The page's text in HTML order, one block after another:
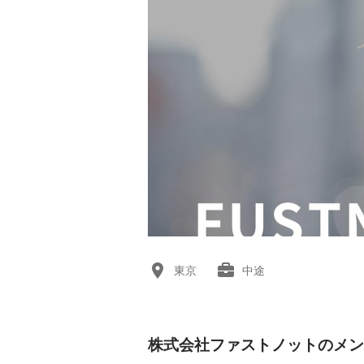
東京 中途
株式会社ファストノットのメ